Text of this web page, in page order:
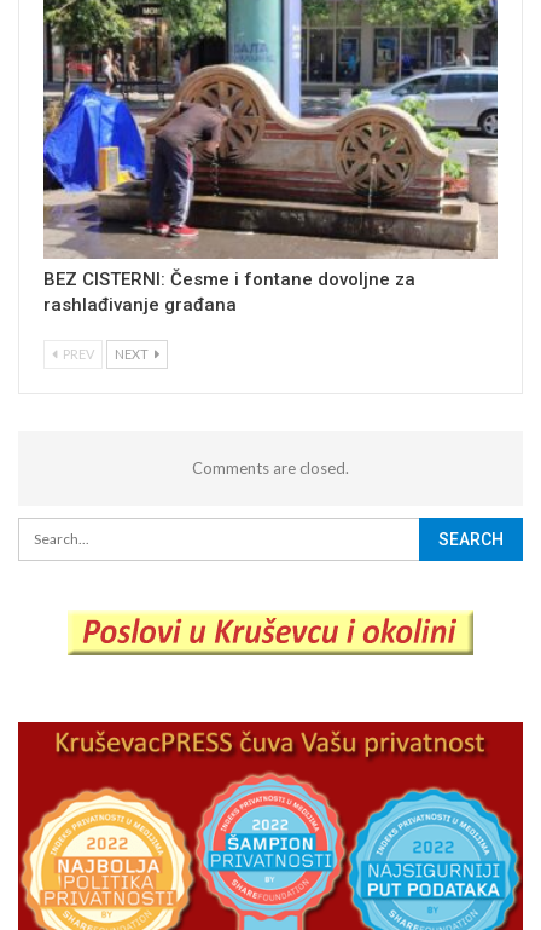
BEZ CISTERNI: Česme i fontane dovoljne za
rashlađivanje građana
PREV NEXT
Comments are closed.